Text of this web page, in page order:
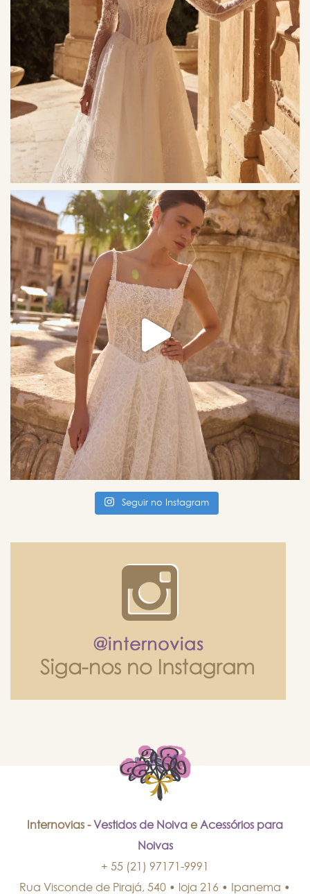
Seguir no Instagram
Internovias -Vestidos de Noiva e Acessórios para
Noivas
+ 55 (21) 97171-9991
Rua Visconde de Pirajá, 540 • loja 216 • Ipanema •